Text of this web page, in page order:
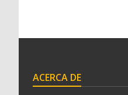
ACERCA DE